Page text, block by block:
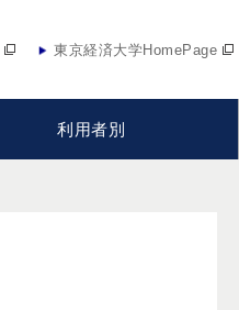
東京経済大学HomePage
利用者別